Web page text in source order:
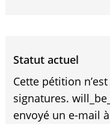
Statut actuel
Cette pétition
signatures.
envoyé un e-mail